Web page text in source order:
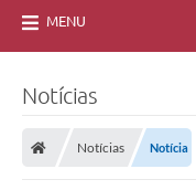
MENU
Notícias
Notícias Notícia